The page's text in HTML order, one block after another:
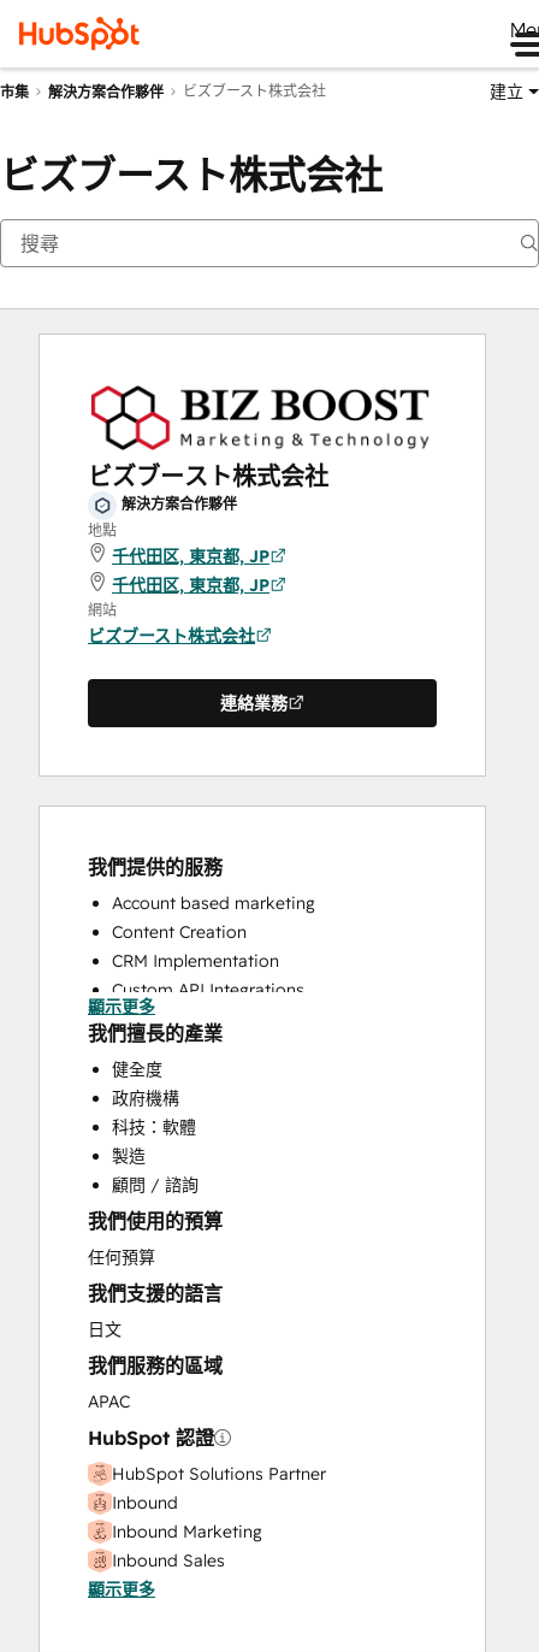
市集 解決方案合作夥伴 ビズブースト株式会社 建立
ビズブースト株式会社
ビズブースト株式会社
解決方案合作夥伴
地點
千代田区, 東京都, JP
千代田区, 東京都, JP
網站
ビズブースト株式会社
連絡業務
我們提供的服務
Account based marketing
Content Creation
CRM Implementation
Custom API Integrations
Email Marketing
HubSpot Onboarding
Knowledge Base Development
Paid Advertising
Sales and Marketing Alignment
Video Production
Website Design
Website Migration
顯示更多
我們擅長的產業
健全度
政府機構
科技：軟體
製造
顧問 / 諮詢
我們使用的預算
任何預算
我們支援的語言
日文
我們服務的區域
APAC
HubSpot 認證
HubSpot Solutions Partner
Inbound
Inbound Marketing
Inbound Sales
顯示更多